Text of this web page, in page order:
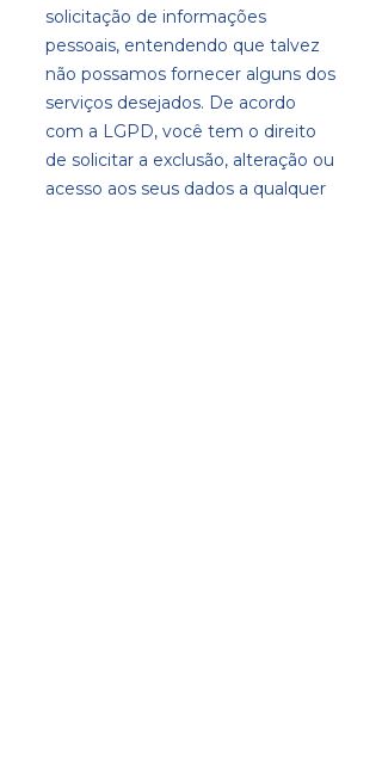
solicitação de informações
pessoais, entendendo que talvez
não possamos fornecer alguns dos
serviços desejados. De acordo
com a LGPD, você tem o direito
de solicitar a exclusão, alteração ou
acesso aos seus dados a qualquer